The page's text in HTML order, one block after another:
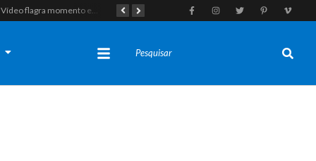
Vídeo flagra momento em que fugitivo de Alcaçuz pede carona na Lagoa do Bonfim antes de ser recapturado pela Polícia Penal Tragédia em Felipe Guerra: Adolescente de 16 anos morre após colidir moto em enchedeira na avenida principal